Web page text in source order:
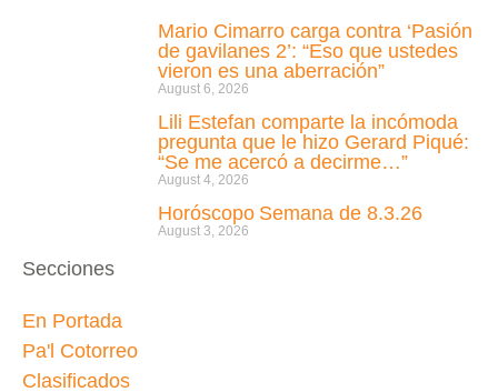
Mario Cimarro carga contra ‘Pasión
de gavilanes 2’: “Eso que ustedes
vieron es una aberración”
August 6, 2026
Lili Estefan comparte la incómoda
pregunta que le hizo Gerard Piqué:
“Se me acercó a decirme…”
August 4, 2026
Horóscopo Semana de 8.3.26
August 3, 2026
Secciones
En Portada
Pa'l Cotorreo
Clasificados